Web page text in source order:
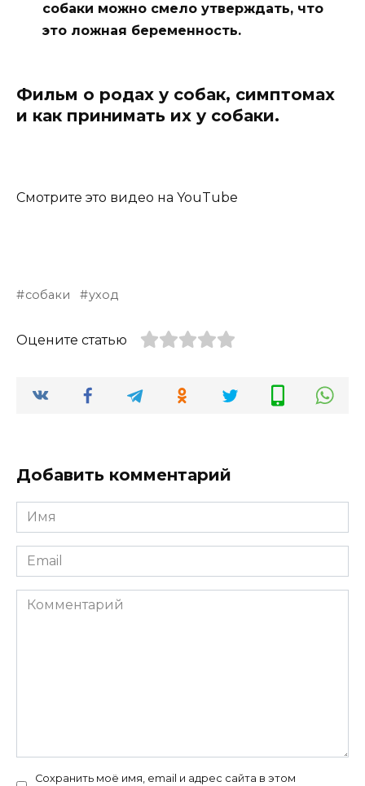
собаки можно смело утверждать, что
это ложная беременность.
Фильм о родах у собак, симптомах
и как принимать их у собаки.
Смотрите это видео на YouTube
собаки уход
Оцените статью
Добавить комментарий
Имя
*
Email
*
Комментарий
Сохранить моё имя, email и адрес сайта в этом